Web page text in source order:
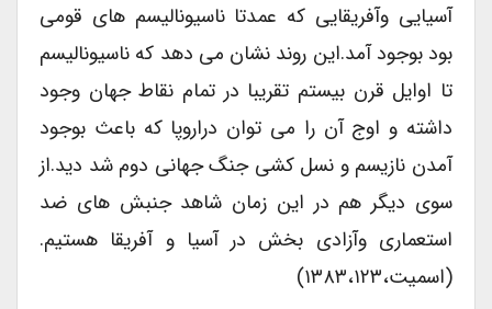
آسیایی وآفریقایی که عمدتا ناسیونالیسم های قومی
بود بوجود آمد.این روند نشان می دهد که ناسیونالیسم
تا اوایل قرن بیستم تقریبا در تمام نقاط جهان وجود
داشته و اوج آن را می توان دراروپا که باعث بوجود
آمدن نازیسم و نسل کشی جنگ جهانی دوم شد دید.از
سوی دیگر هم در این زمان شاهد جنبش های ضد
استعماری وآزادی بخش در آسیا و آفریقا هستیم.
(اسمیت،۱۳۸۳،۱۲۳)